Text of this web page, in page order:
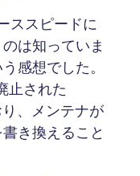
ススピードに
は知っていま
感想でした。
止された
、メンテナが
き換えること